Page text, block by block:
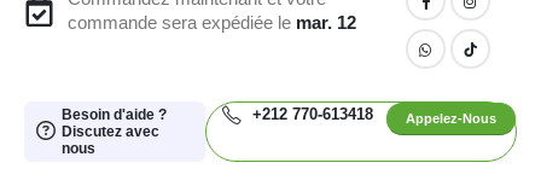
commande sera expédiée le mar. 12
Besoin d'aide ?
Discutez avec
nous
+212 770-613418 Appelez-Nous